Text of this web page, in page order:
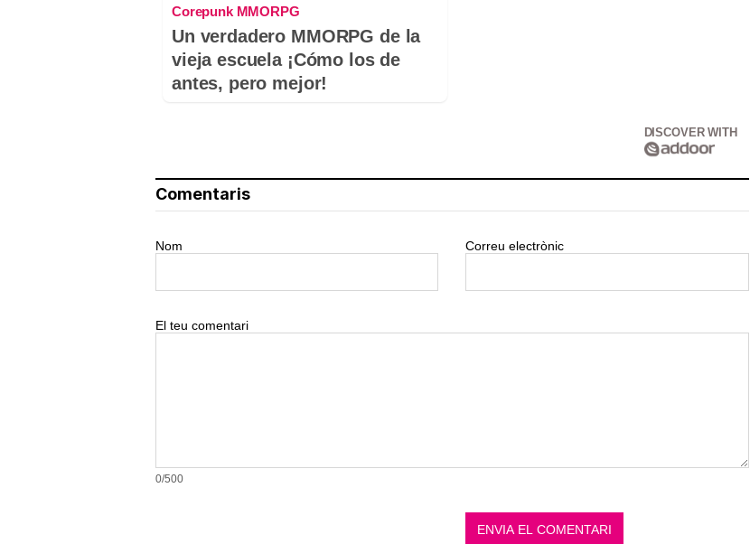
Corepunk MMORPG
Un verdadero MMORPG de la
vieja escuela ¡Cómo los de
antes, pero mejor!
DISCOVER WITH
Comentaris
Nom Correu electrònic
El teu comentari
0/500